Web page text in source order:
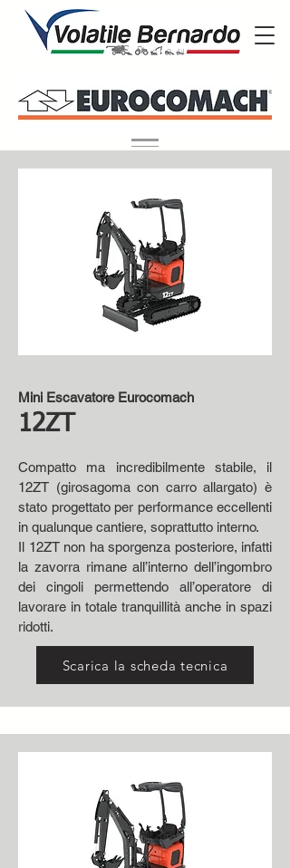
Mini Escavatore Eurocomach
12ZT
Compatto ma incredibilmente stabile, il
12ZT (girosagoma con carro allargato) è
stato progettato per performance eccellenti
in qualunque cantiere, soprattutto interno.
Il 12ZT non ha sporgenza posteriore, infatti
la zavorra rimane all’interno dell’ingombro
dei cingoli permettendo all’operatore di
lavorare in totale tranquillità anche in spazi
ridotti.
Scarica la scheda tecnica